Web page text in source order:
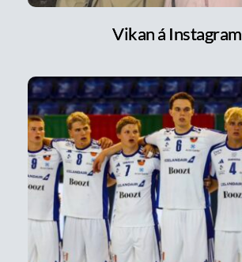
Vikan á Instagram